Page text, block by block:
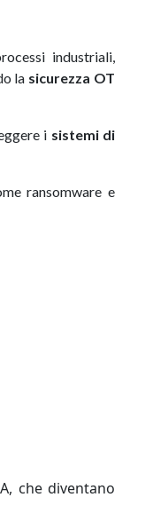
industriali,
la sicurezza OT
i sistemi di
ransomware e
che diventano